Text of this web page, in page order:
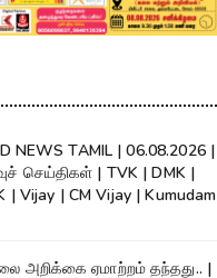
NEWS TAMIL | 06.08.2026 |
செய்திகள் | TVK | DMK |
| Vijay | CM Vijay | Kumudam
அறிக்கை ஏமாற்றம் தந்தது.. |